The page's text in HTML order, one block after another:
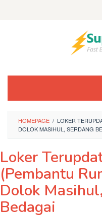
HOMEPAGE / LOKER
DOLOK MASIHUL, SERDANG
Loker
(Pembantu
Dolok
Bedagai